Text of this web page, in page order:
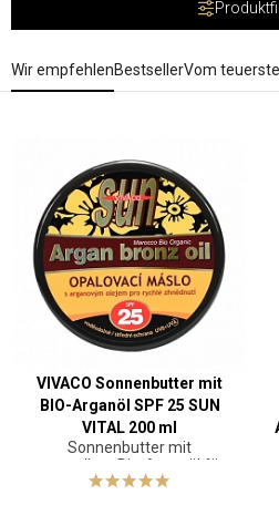
Wir empfehlenBestsellerVom
VIVACO Sonnenbutter mit
BIO-Arganöl SPF 25 SUN
VITAL 200 ml
Sonnenbutter mit
wertvollem Bio-Arganöl für
eine intensive, schnelle und